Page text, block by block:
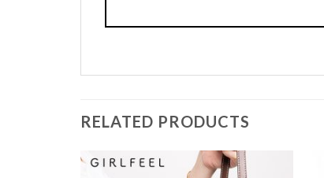
RELATED PRODUCTS